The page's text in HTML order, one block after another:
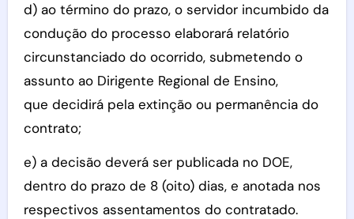
d) ao término do prazo, o servidor incumbido da
condução do processo elaborará relatório
circunstanciado do ocorrido, submetendo o
assunto ao Dirigente Regional de Ensino,
que decidirá pela extinção ou permanência do
contrato;
e) a decisão deverá ser publicada no DOE,
dentro do prazo de 8 (oito) dias, e anotada nos
respectivos assentamentos do contratado.